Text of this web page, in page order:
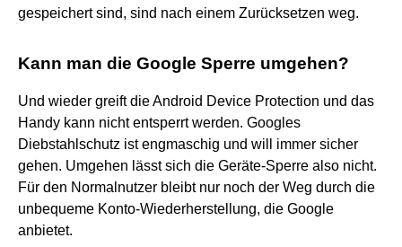
gespeichert sind, sind nach einem Zurücksetzen weg.
Kann man die Google Sperre umgehen?
Und wieder greift die Android Device Protection und das
Handy kann nicht entsperrt werden. Googles
Diebstahlschutz ist engmaschig und will immer sicher
gehen. Umgehen lässt sich die Geräte-Sperre also nicht.
Für den Normalnutzer bleibt nur noch der Weg durch die
unbequeme Konto-Wiederherstellung, die Google
anbietet.